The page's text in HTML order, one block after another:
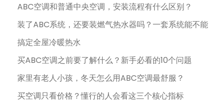
ABC空调和普通中央空调，安装流程有什么区别？
装了ABC系统，还要装燃气热水器吗？一套系统能不能
搞定全屋冷暖热水
买ABC空调之前要了解什么？新手必看的10个问题
家里有老人小孩，冬天怎么用ABC空调最舒服？
买空调只看价格？懂行的人会看这三个核心指标